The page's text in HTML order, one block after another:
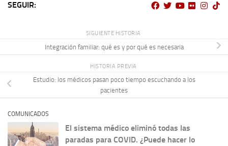
SEGUIR:
SIGUIENTE HISTORIA
Integración familiar: qué es y por qué es necesaria
HISTORIA PREVIA
Estudio: los médicos pasan poco tiempo escuchando a los
pacientes
COMUNICADOS
El sistema médico eliminó todas las
paradas para COVID. ¿Puede hacer lo